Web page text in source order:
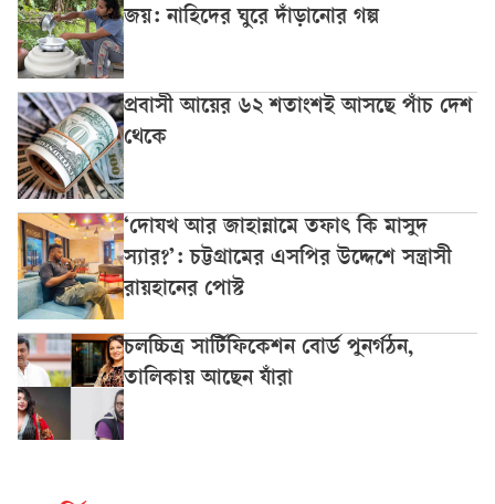
জয়: নাহিদের ঘুরে দাঁড়ানোর গল্প
প্রবাসী আয়ের ৬২ শতাংশই আসছে পাঁচ দেশ
থেকে
‘দোযখ আর জাহান্নামে তফাৎ কি মাসুদ
স্যার?’: চট্টগ্রামের এসপির উদ্দেশে সন্ত্রাসী
রায়হানের পোস্ট
চলচ্চিত্র সার্টিফিকেশন বোর্ড পুনর্গঠন,
তালিকায় আছেন যাঁরা